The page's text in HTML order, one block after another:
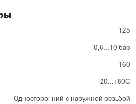
125
0,6...10 бар
160
-20...+80С
Односторонний с наружной резьбой